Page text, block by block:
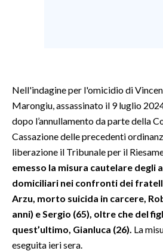
GOSSIP
SARDEGNA TURISMO
SARDI NEL MONDO
EVENTI
#CARAUNIONE
Nell'indagine per l'omicidio di
Marongiu, assassinato il 9 luglio
dopo l’annullamento da parte della
Cassazione delle precedenti
liberazione il Tribunale per il
emesso la misura cautelare degli
domiciliari nei confronti dei
Arzu, morto suicida in carcere,
anni) e Sergio (65), oltre che del
quest’ultimo, Gianluca (26). La
eseguita ieri sera.